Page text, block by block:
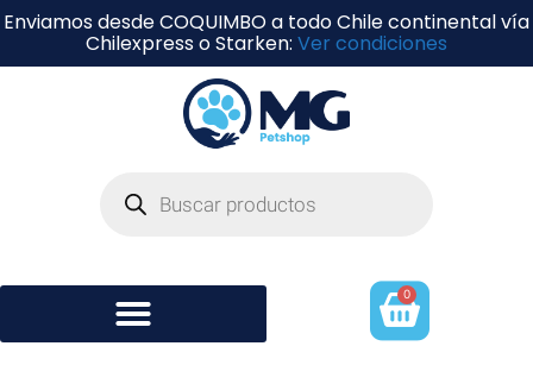
Enviamos desde COQUIMBO a todo Chile continental vía
Chilexpress o Starken: Ver condiciones
0